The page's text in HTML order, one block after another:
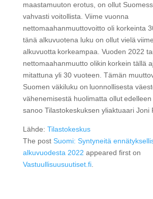
maastamuuton erotus, on ollut
vahvasti voitollista. Viime vuonna
nettomaahanmuuttovoitto oli korkeinta
tänä alkuvuotena luku on ollut vielä
alkuvuotta korkeampaa. Vuoden 2022
nettomaahanmuutto olikin korkein tällä
mitattuna yli 30 vuoteen. Tämän
Suomen väkiluku on luonnollisesta
vähenemisestä huolimatta ollut edelleen
sanoo Tilastokeskuksen yliaktuaari Joni
Lähde: Tilastokeskus
The post Suomi: Syntyneitä
alkuvuodesta 2022 appeared first on
Vastuullisuusuutiset.fi.